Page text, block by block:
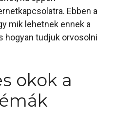
Ebben a
mik lehetnek ennek a
hogyan tudjuk orvosolni
okok a